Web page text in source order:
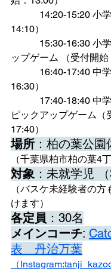
14:20-15:20 小学
14:10）
15:30-16:30 小学
ップゲーム （受付開始
16:40-17:40 中学
16:30）
17:40-18:40 中学
ピックアップゲーム（
17:40）
場所 ：柏の葉公園
（千葉県柏市柏の葉4
対象 ：未就学児
（バスケ未経験者の
けます）
各定員 ：30名
メインコーチ:
表　丹治万葉
（